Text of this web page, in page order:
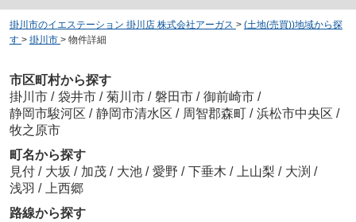
掛川市のイエステーション 掛川店 株式会社アーガス > (土地(売買))地域から探
す > 掛川市 > 物件詳細
市区町村から探す
掛川市 / 袋井市 / 菊川市 / 磐田市 / 御前崎市 /
静岡市駿河区 / 静岡市清水区 / 周智郡森町 / 浜松市中央区 /
牧之原市
町名から探す
見付 / 大坂 / 加茂 / 大池 / 愛野 / 下垂木 / 上山梨 / 大渕 /
浅羽 /
上西郷
路線から探す